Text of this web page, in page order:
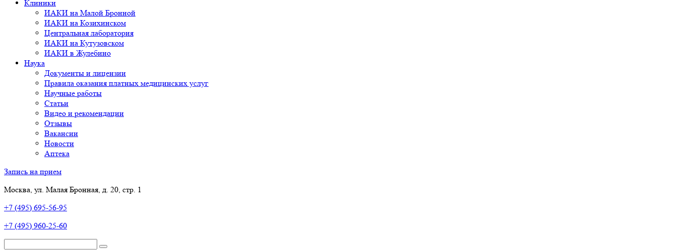
Клиники
ИАКИ на Малой Бронной
ИАКИ на Козихинском
Центральная лаборатория
ИАКИ на Кутузовском
ИАКИ в Жулебино
Наука
Документы и лицензии
Правила оказания платных медицинских услуг
Научные работы
Статьи
Видео и рекомендации
Отзывы
Вакансии
Новости
Аптека
Запись на прием
Москва, ул. Малая Бронная, д. 20, стр. 1
+7 (495) 695-56-95
+7 (495) 960-25-60